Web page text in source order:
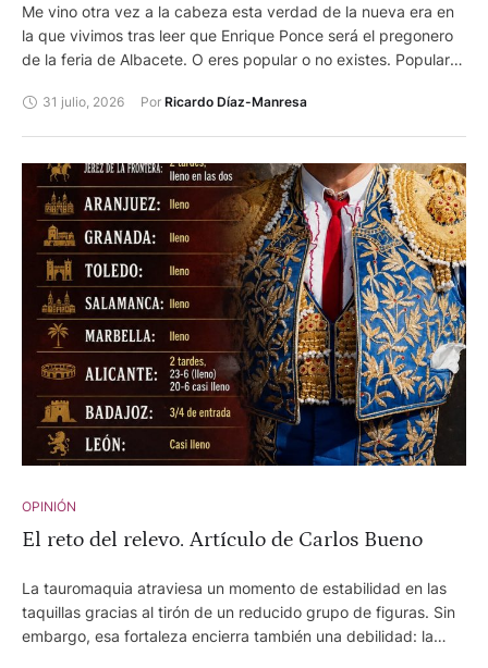
Me vino otra vez a la cabeza esta verdad de la nueva era en
la que vivimos tras leer que Enrique Ponce será el pregonero
de la feria de Albacete. O eres popular o no existes. Popular
menor grado, popular porque sales en televisión y, más
programa o cadena. Entonces existes y todos los demás,
aunque tengan muchísimos más méritos en la misma
profesión, oficio o actividad, no.
31 julio, 2026 Por Ricardo Díaz-Manresa
OPINIÓN
El reto del relevo. Artículo de Carlos Bueno
La tauromaquia atraviesa un momento de estabilidad en las
taquillas gracias al tirón de un reducido grupo de figuras. Sin
embargo, esa fortaleza encierra también una debilidad: la